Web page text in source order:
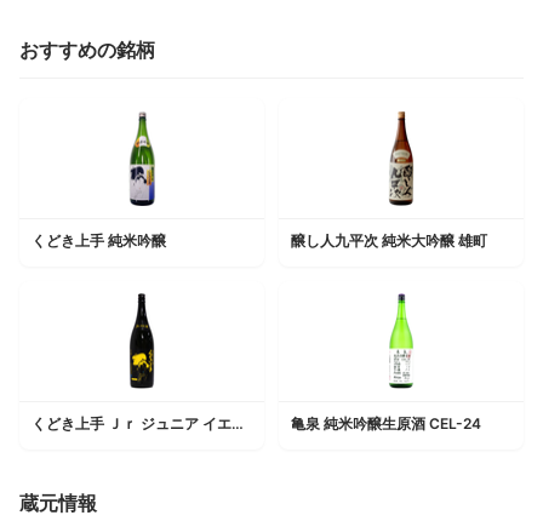
おすすめの銘柄
くどき上手 純米吟醸 醸し人九平次 純米大吟醸 雄町
くどき上手 Ｊｒ ジュニア イエロー 純米大吟醸 亀泉 純米吟醸生原酒 CEL-24
蔵元情報